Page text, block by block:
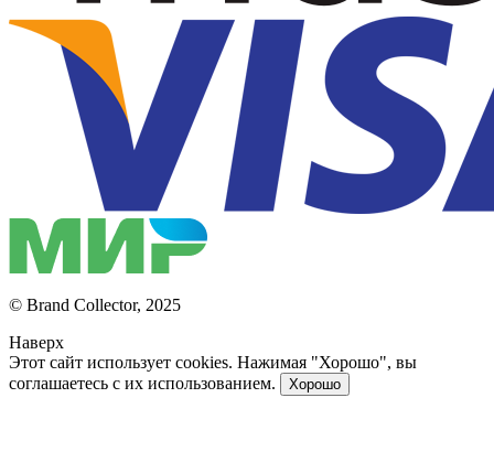
© Brand Collector, 2025
Наверх
Этот сайт использует cookies. Нажимая "Хорошо", вы
соглашаетесь с их использованием.
Хорошо